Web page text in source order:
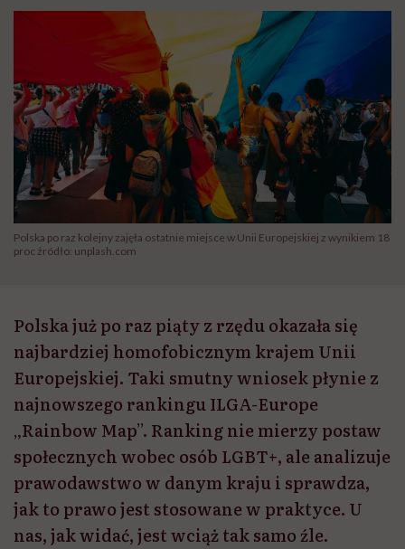
Polska po raz kolejny zajęła ostatnie miejsce w Unii Europejskiej z wynikiem 18
proc źródło: unplash.com
Polska już po raz piąty z rzędu okazała się
najbardziej homofobicznym krajem Unii
Europejskiej. Taki smutny wniosek płynie z
najnowszego rankingu ILGA-Europe
„Rainbow Map”. Ranking nie mierzy postaw
społecznych wobec osób LGBT+, ale analizuje
prawodawstwo w danym kraju i sprawdza,
jak to prawo jest stosowane w praktyce. U
nas, jak widać, jest wciąż tak samo źle.